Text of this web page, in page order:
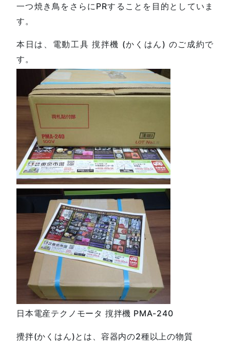
一つ焼き鳥をさらにPRすることを目的としていま
す。
本日は、電動工具 撹拌機 (かくはん) のご成約で
す。
日本電産テクノモータ 撹拌機 PMA-240
攪拌(かくはん)とは、容器内の2種以上の物質